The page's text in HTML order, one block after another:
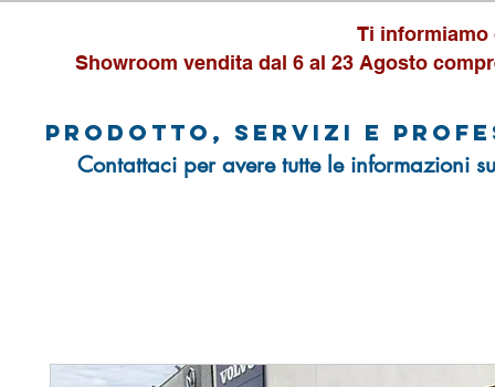
Ti informiamo
Showroom vendita dal 6 al 23 Agosto
prodotto, servizi e
Contattaci per avere tutte le informazioni